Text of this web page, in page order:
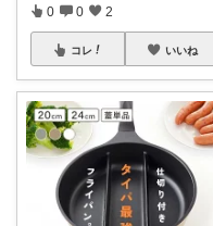
0 0 2
コレ いいね